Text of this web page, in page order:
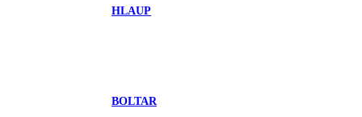
HLAUP
BOLTAR